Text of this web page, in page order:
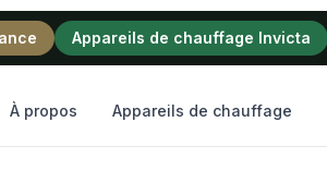
Appareils de chauffage Invicta
À propos Appareils de chauffage